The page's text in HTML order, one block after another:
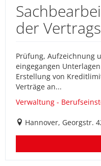
der
Prüfung, Aufzeichnung
eingegangen
Erstellung von
Verträge an...
Verwaltung -
Hannover, Georgstr.